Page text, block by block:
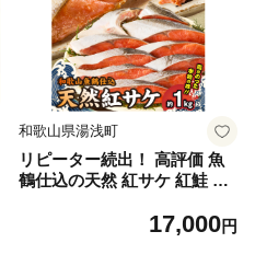
料無料_G7334
和歌山県湯浅町
リピーター続出！ 高評価 魚
鶴仕込の天然 紅サケ 紅鮭 鮭
レビュー高評価 小分け 真空
17,000円